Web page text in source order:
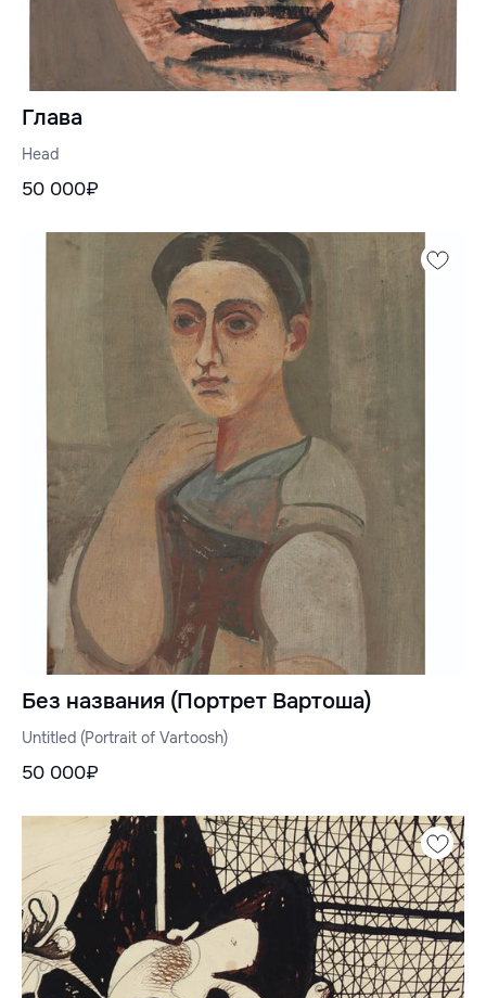
Глава
Head
50 000₽
Без названия (Портрет Вартоша)
Untitled (Portrait of Vartoosh)
50 000₽